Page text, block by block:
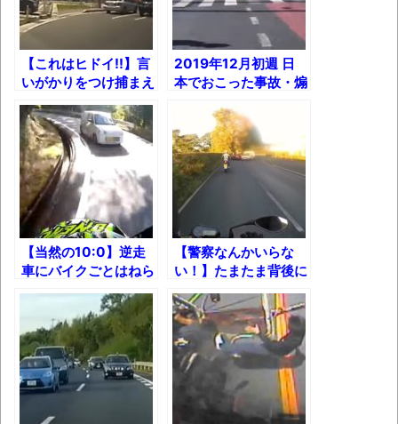
独学で挑んだ2026年二級建築士学科試験結
果速報（仮）
体験談：仕事で同じビルの中に入っている
グループ会社の嫁子 [ほのぼの]
葉月つばさちゃん、昔から見てるんだけど
かなりお姉さんになったね
壊れたエアコンと歌えないボク
バージョンアップ情報更新 AOMEI
Backupper Standard 8.3.0 などバージョンア
ップ
高嶋ちさ子、ダウン症の姉が暴行事件！事
件の一部始終と衝撃の結末
【呆然】北海道旅行ワイ「ウニイクラ丼特
盛で食うぞ！！！うおおおおおおお
お！！！！！」→結
【これはヒドイ!!】言
いがかりをつけ捕まえ
ようとする悪徳警官の
実態!!
2019年12月初週 日
本でおこった事故・煽
間まとめ
【当然の10:0】逆走
車にバイクごとはねら
れた結果!!
【警察なんかいらな
い！】たまたま背後に
いたライダーが当て逃
げを追跡した結果！